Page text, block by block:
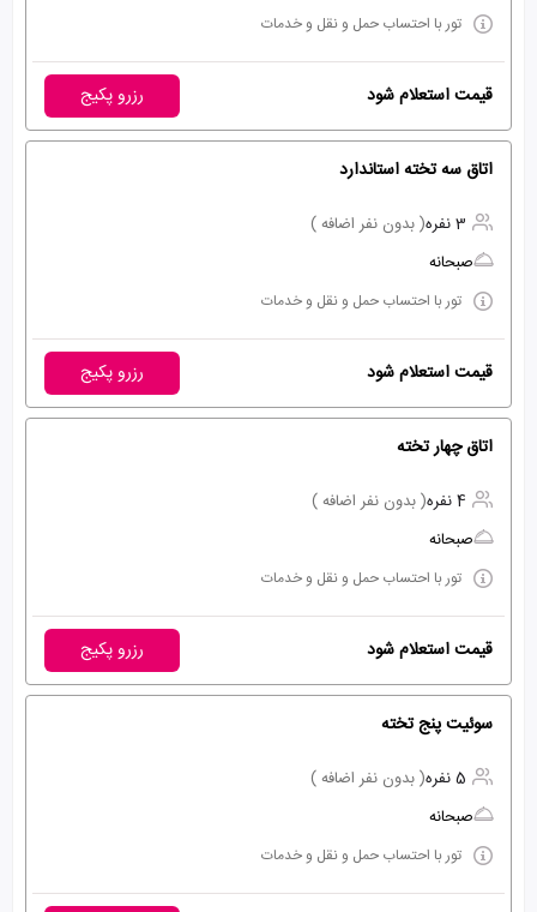
تور با احتساب حمل و نقل و خدمات
قیمت استعلام شود رزرو پکیج
اتاق سه تخته استاندارد
3 نفره
( بدون نفر اضافه )
صبحانه
تور با احتساب حمل و نقل و خدمات
قیمت استعلام شود رزرو پکیج
اتاق چهار تخته
4 نفره
( بدون نفر اضافه )
صبحانه
تور با احتساب حمل و نقل و خدمات
قیمت استعلام شود رزرو پکیج
سوئیت پنج تخته
5 نفره
( بدون نفر اضافه )
صبحانه
تور با احتساب حمل و نقل و خدمات